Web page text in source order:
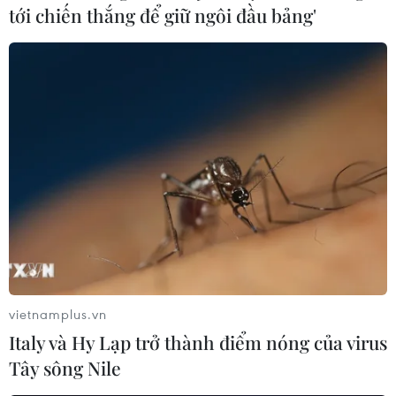
tới chiến thắng để giữ ngôi đầu bảng'
vietnamplus.vn
Italy và Hy Lạp trở thành điểm nóng của virus
Tây sông Nile